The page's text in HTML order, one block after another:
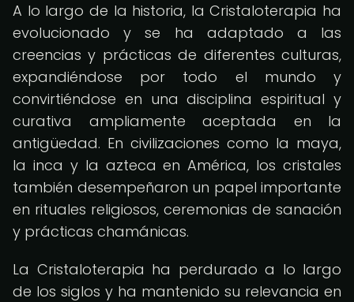
A lo largo de la historia, la Cristaloterapia ha
evolucionado y se ha adaptado a las
creencias y prácticas de diferentes culturas,
expandiéndose por todo el mundo y
convirtiéndose en una disciplina espiritual y
curativa ampliamente aceptada en la
antigüedad. En civilizaciones como la maya,
la inca y la azteca en América, los cristales
también desempeñaron un papel importante
en rituales religiosos, ceremonias de sanación
y prácticas chamánicas.
La Cristaloterapia ha perdurado a lo largo
de los siglos y ha mantenido su relevancia en